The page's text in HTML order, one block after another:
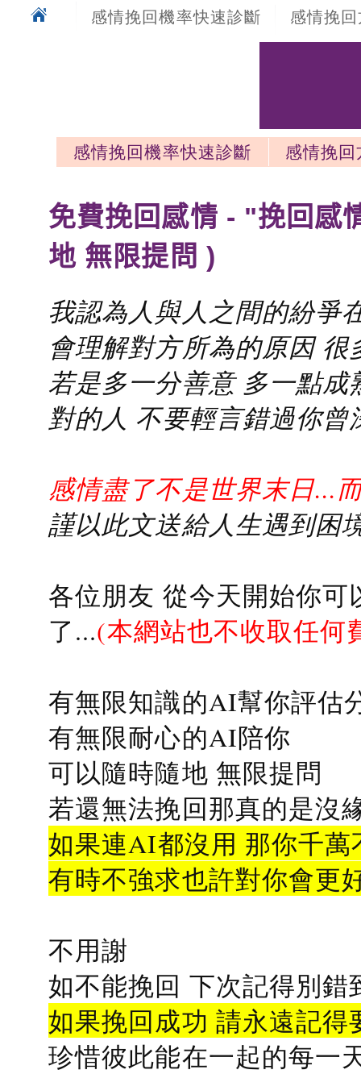
感情挽回機率快速診斷 感情挽
感情挽回機率快速診斷
感情挽
免費挽回感情 - "挽回感
地 無限提問 )
我認為人與人之間的紛爭
會理解對方所為的原因
若是多一分善意 多一點
對的人 不要輕言錯過你曾
感情盡了不是世界末日...
謹以此文送給人生遇到困
各位朋友 從今天開始你
了...(本網站也不收取任何
有無限知識的AI幫你評估
有無限耐心的AI陪你
可以隨時隨地 無限提問
若還無法挽回那真的是沒
如果連AI都沒用 那你千
有時不強求也許對你會更
不用謝
如不能挽回 下次記得別錯
如果挽回成功 請永遠記得
珍惜彼此能在一起的每一